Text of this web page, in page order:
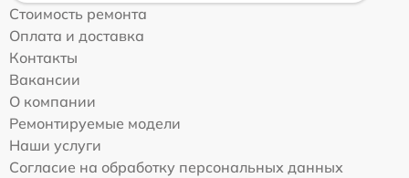
Стоимость ремонта
Оплата и доставка
Контакты
Вакансии
О компании
Ремонтируемые модели
Наши услуги
Согласие на обработку персональных данных